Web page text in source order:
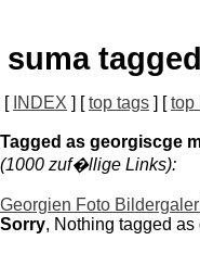
suma
[ INDEX ] [top tags ] [top
Tagged as georgiscge
(1000 zuf�llige Links):
Georgien Foto
Sorry, Nothing tagged